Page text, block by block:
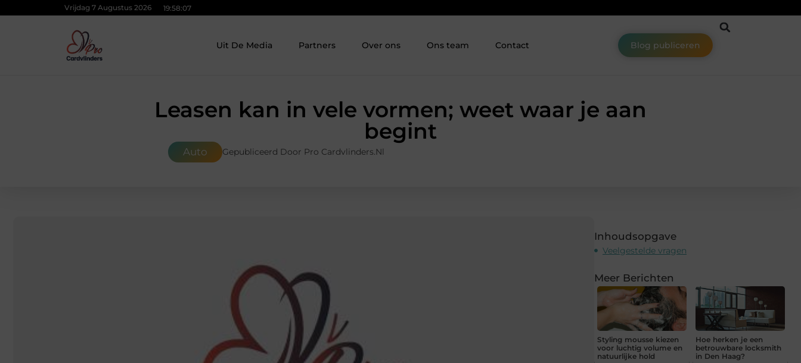
Vrijdag 7 Augustus 2026 19:58:08
Uit De Media Partners Over ons Ons team Contact Blog publiceren
Leasen kan in vele vormen; weet waar je aan
begint
Auto Gepubliceerd Door Pro Cardvlinders.nl
Inhoudsopgave
Veelgestelde vragen
Meer Berichten
Styling mousse kiezen
voor luchtig volume en
natuurlijke hold
Hoe herken je een
betrouwbare locksmith
in Den Haag?